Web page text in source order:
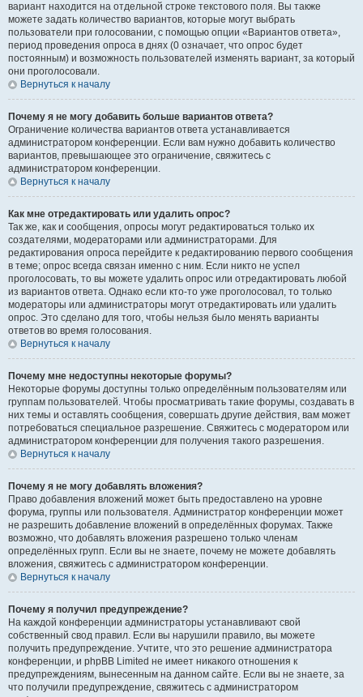
вариант находится на отдельной строке текстового поля. Вы также
можете задать количество вариантов, которые могут выбрать
пользователи при голосовании, с помощью опции «Вариантов ответа»,
период проведения опроса в днях (0 означает, что опрос будет
постоянным) и возможность пользователей изменять вариант, за который
они проголосовали.
Вернуться к началу
Почему я не могу добавить больше вариантов ответа?
Ограничение количества вариантов ответа устанавливается
администратором конференции. Если вам нужно добавить количество
вариантов, превышающее это ограничение, свяжитесь с
администратором конференции.
Вернуться к началу
Как мне отредактировать или удалить опрос?
Так же, как и сообщения, опросы могут редактироваться только их
создателями, модераторами или администраторами. Для
редактирования опроса перейдите к редактированию первого сообщения
в теме; опрос всегда связан именно с ним. Если никто не успел
проголосовать, то вы можете удалить опрос или отредактировать любой
из вариантов ответа. Однако если кто-то уже проголосовал, то только
модераторы или администраторы могут отредактировать или удалить
опрос. Это сделано для того, чтобы нельзя было менять варианты
ответов во время голосования.
Вернуться к началу
Почему мне недоступны некоторые форумы?
Некоторые форумы доступны только определённым пользователям или
группам пользователей. Чтобы просматривать такие форумы, создавать в
них темы и оставлять сообщения, совершать другие действия, вам может
потребоваться специальное разрешение. Свяжитесь с модератором или
администратором конференции для получения такого разрешения.
Вернуться к началу
Почему я не могу добавлять вложения?
Право добавления вложений может быть предоставлено на уровне
форума, группы или пользователя. Администратор конференции может
не разрешить добавление вложений в определённых форумах. Также
возможно, что добавлять вложения разрешено только членам
определённых групп. Если вы не знаете, почему не можете добавлять
вложения, свяжитесь с администратором конференции.
Вернуться к началу
Почему я получил предупреждение?
На каждой конференции администраторы устанавливают свой
собственный свод правил. Если вы нарушили правило, вы можете
получить предупреждение. Учтите, что это решение администратора
конференции, и phpBB Limited не имеет никакого отношения к
предупреждениям, вынесенным на данном сайте. Если вы не знаете, за
что получили предупреждение, свяжитесь с администратором